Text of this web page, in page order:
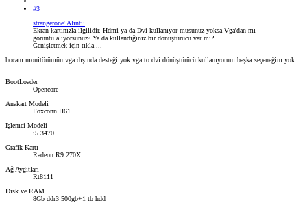
#3
strangerone' Alıntı:
Ekran kartınızla ilgilidir. Hdmi ya da Dvi kullanıyor musunuz yoksa Vga'dan mı
görüntü alıyorsunuz? Ya da kullandığınız bir dönüştürücü var mı?
Genişletmek için tıkla ...
hocam monitörümün vga dışında desteği yok vga to dvi dönüştürücü kullanıyorum başka seçeneğim yok
BootLoader
Opencore
Anakart Modeli
Foxconn H61
İşlemci Modeli
i5 3470
Grafik Kartı
Radeon R9 270X
Ağ Aygıtları
Rt8111
Disk ve RAM
8Gb ddr3 500gb+1 tb hdd